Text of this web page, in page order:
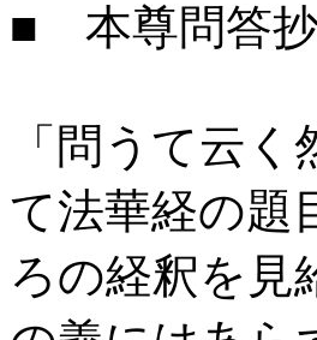
■ 本尊問答
「問うて云
て法華経の題
ろの経釈を見